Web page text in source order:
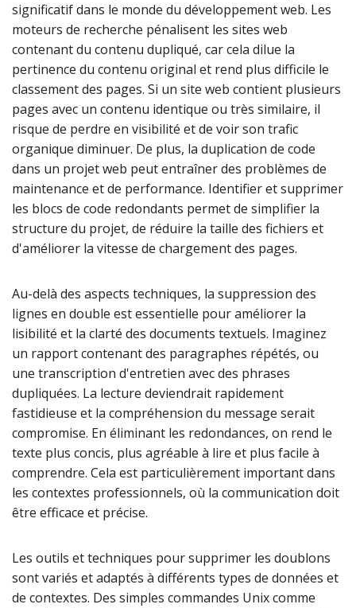
significatif dans le monde du développement web. Les
moteurs de recherche pénalisent les sites web
contenant du contenu dupliqué, car cela dilue la
pertinence du contenu original et rend plus difficile le
classement des pages. Si un site web contient plusieurs
pages avec un contenu identique ou très similaire, il
risque de perdre en visibilité et de voir son trafic
organique diminuer. De plus, la duplication de code
dans un projet web peut entraîner des problèmes de
maintenance et de performance. Identifier et supprimer
les blocs de code redondants permet de simplifier la
structure du projet, de réduire la taille des fichiers et
d'améliorer la vitesse de chargement des pages.
Au-delà des aspects techniques, la suppression des
lignes en double est essentielle pour améliorer la
lisibilité et la clarté des documents textuels. Imaginez
un rapport contenant des paragraphes répétés, ou
une transcription d'entretien avec des phrases
dupliquées. La lecture deviendrait rapidement
fastidieuse et la compréhension du message serait
compromise. En éliminant les redondances, on rend le
texte plus concis, plus agréable à lire et plus facile à
comprendre. Cela est particulièrement important dans
les contextes professionnels, où la communication doit
être efficace et précise.
Les outils et techniques pour supprimer les doublons
sont variés et adaptés à différents types de données et
de contextes. Des simples commandes Unix comme